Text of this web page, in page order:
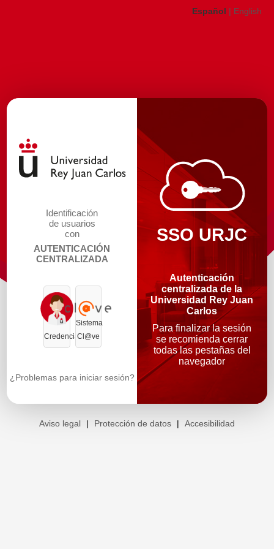
Español | English
Identificación
de usuarios
con
AUTENTICACIÓN
CENTRALIZADA
Credenciales
Sistema
Cl@ve
¿Problemas para iniciar sesión?
SSO URJC
Autenticación
centralizada de la
Universidad Rey Juan
Carlos
Para finalizar la sesión
se recomienda cerrar
todas las pestañas del
navegador
Aviso legal | Protección de datos | Accesibilidad